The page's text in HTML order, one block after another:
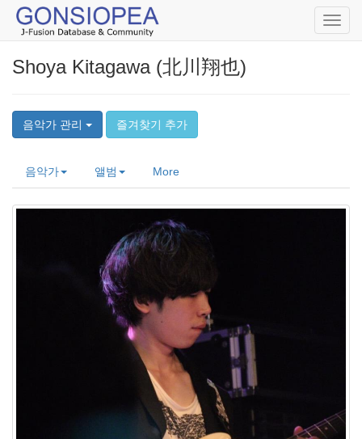
Shoya Kitagawa (北川翔也)
음악가 관리 즐겨찾기 추가
음악가 앨범 More